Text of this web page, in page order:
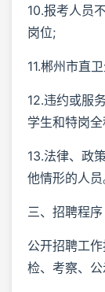
10.报考人员
岗位;
11.郴州市直
12.违约或服
学生和特岗
13.法律、政
他情形的人员
三、招聘程序
公开招聘工
检、考察、公